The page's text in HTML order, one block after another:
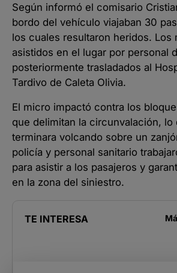
Según informó el comisario
bordo del vehículo viajaban 30
los cuales resultaron heridos. Los
asistidos en el lugar por personal
posteriormente trasladados al
Tardivo de Caleta Olivia.
El micro impactó contra los
que delimitan la circunvalación,
terminara volcando sobre un
policía y personal sanitario
para asistir a los pasajeros y
en la zona del siniestro.
TE INTERESA